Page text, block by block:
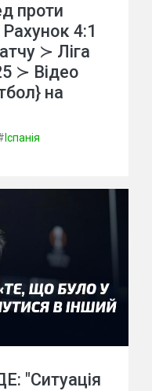
проти
4:1
≻ Ліга
≻ Відео
на
Іспанія
"Ситуація